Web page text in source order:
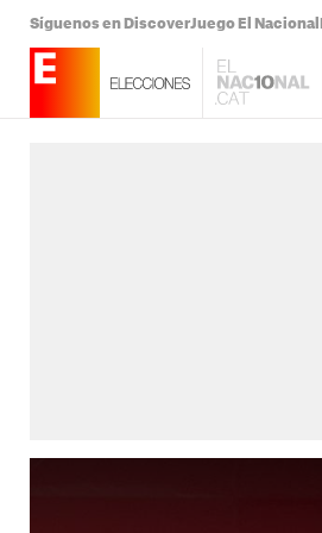
Síguenos en DiscoverJuego El Nacional